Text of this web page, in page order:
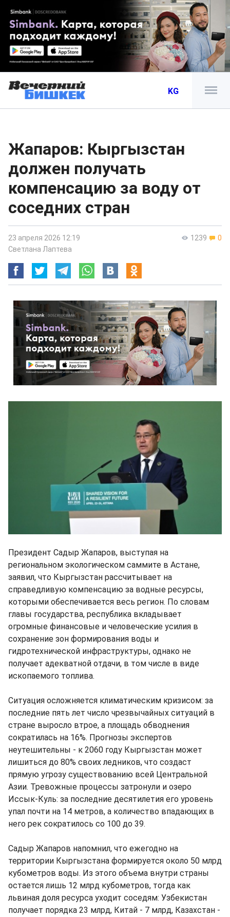
KG
Жапаров: Кыргызстан
должен получать
компенсацию за воду от
соседних стран
1239 0
23 апреля 2026 12:19
Светлана Лаптева
Президент Садыр Жапаров, выступая на
региональном экологическом саммите в Астане,
заявил, что Кыргызстан рассчитывает на
справедливую компенсацию за водные ресурсы,
которыми обеспечивается весь регион. По словам
главы государства, республика вкладывает
огромные финансовые и человеческие усилия в
сохранение зон формирования воды и
гидротехнической инфраструктуры, однако не
получает адекватной отдачи, в том числе в виде
ископаемого топлива.
Ситуация осложняется климатическим кризисом: за
последние пять лет число чрезвычайных ситуаций в
стране выросло втрое, а площадь обводнения
сократилась на 16%. Прогнозы экспертов
неутешительны - к 2060 году Кыргызстан может
лишиться до 80% своих ледников, что создаст
прямую угрозу существованию всей Центральной
Азии. Тревожные процессы затронули и озеро
Иссык-Куль: за последние десятилетия его уровень
упал почти на 14 метров, а количество впадающих в
него рек сократилось со 100 до 39.
Садыр Жапаров напомнил, что ежегодно на
территории Кыргызстана формируется около 50 млрд
кубометров воды. Из этого объема внутри страны
остается лишь 12 млрд кубометров, тогда как
львиная доля ресурса уходит соседям: Узбекистан
получает порядка 23 млрд, Китай - 7 млрд, Казахстан -